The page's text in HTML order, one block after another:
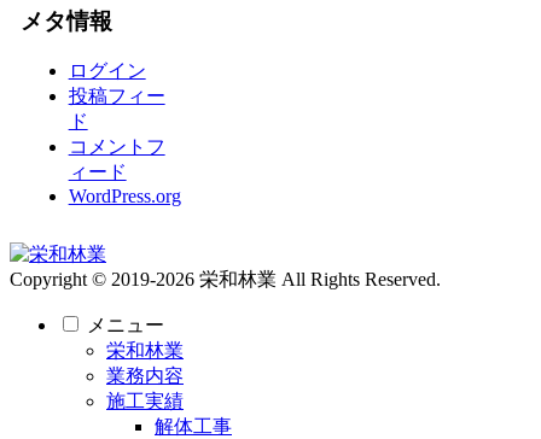
メタ情報
ログイン
投稿フィー
ド
コメントフ
ィード
WordPress.org
Copyright © 2019-2026 栄和林業 All Rights Reserved.
メニュー
栄和林業
業務内容
施工実績
解体工事